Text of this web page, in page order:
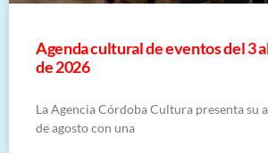
​Agenda cultural de eventos del 3
de 2026
La Agencia Córdoba Cultura presenta su
de agosto con una